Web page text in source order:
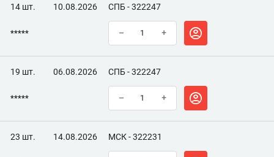
14 шт. 10.08.2026 СПБ - 322247
***** – +
19 шт. 06.08.2026 СПБ - 322247
***** – +
23 шт. 14.08.2026 МСК - 322231